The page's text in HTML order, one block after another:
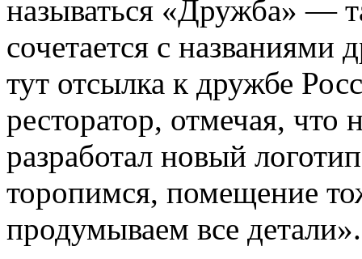
называться «Дружба» —
сочетается с
тут отсылка к дружбе
ресторатор, отмечая, что
разработал новый
торопимся, помещение
продумываем все детали».